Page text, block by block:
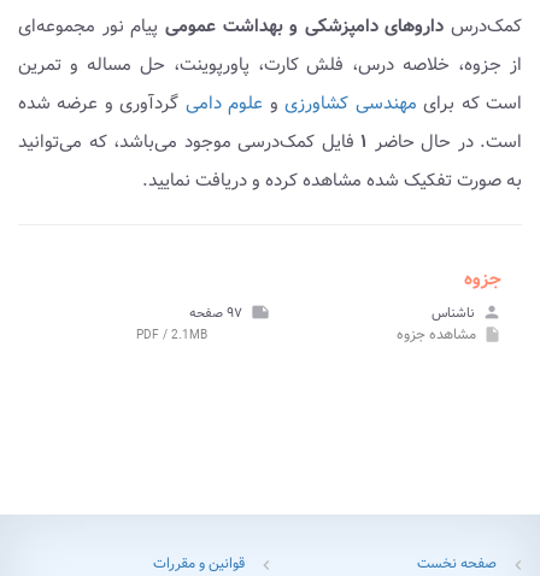
کمک‌درس داروهای دامپزشکی و بهداشت عمومی پیام نور مجموعه‌ای
از جزوه، خلاصه درس، فلش کارت، پاورپوینت، حل مساله و تمرین
است که برای مهندسی کشاورزیو علوم دامی گردآوری و عرضه شده
است. در حال حاضر ۱ فایل کمک‌درسی موجود می‌باشد، که می‌توانید
به صورت تفکیک شده مشاهده کرده و دریافت نمایید.
جزوه
person ناشناس note ۹۷ صفحه
insert_drive_file مشاهدهجزوه PDF / 2.1MB
chevron_left صفحه نخست chevron_left قوانین و مقررات